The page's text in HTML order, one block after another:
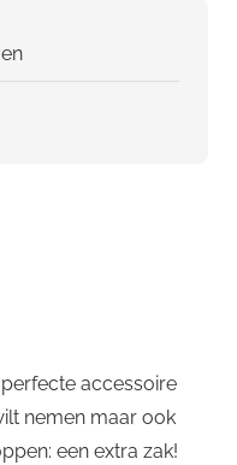
accessoire
nemen maar ook
een extra zak!